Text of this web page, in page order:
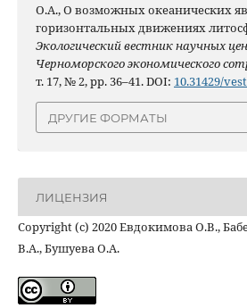
О.А., О возможных океанических
горизонтальных движениях
Экологический вестник научных
Черноморского экономического
т. 17, № 2, pp. 36–41. DOI: 10.31429/
ДРУГИЕ ФОРМАТЫ
ЛИЦЕНЗИЯ
Copyright (c) 2020 Евдокимова О.В.,
В.А., Бушуева О.А.